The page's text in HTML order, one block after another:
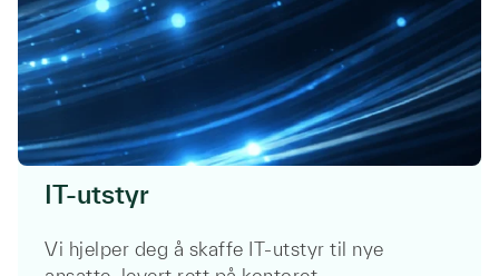
IT-utstyr
Vi hjelper deg å skaffe IT-utstyr til nye
Telefonnummer
Melding